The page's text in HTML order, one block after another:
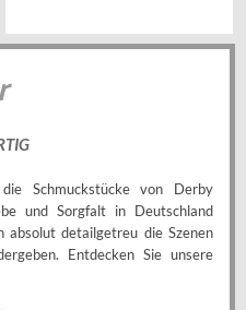
Schmuckstücke von Derby
und Sorgfalt in Deutschland
absolut detailgetreu die Szenen
Entdecken Sie unsere